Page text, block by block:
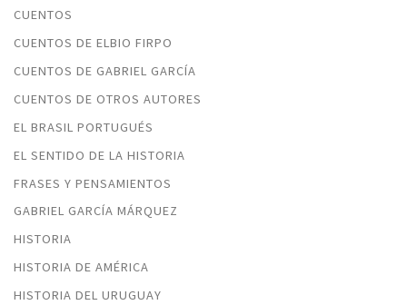
CUENTOS
CUENTOS DE ELBIO FIRPO
CUENTOS DE GABRIEL GARCÍA
CUENTOS DE OTROS AUTORES
EL BRASIL PORTUGUÉS
EL SENTIDO DE LA HISTORIA
FRASES Y PENSAMIENTOS
GABRIEL GARCÍA MÁRQUEZ
HISTORIA
HISTORIA DE AMÉRICA
HISTORIA DEL URUGUAY